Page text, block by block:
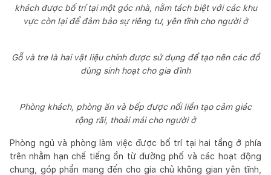
khách được bố trí tại một góc nhà, nằm tách biệt với các khu
vực còn lại để đảm bảo sự riêng tư, yên tĩnh cho người ở
Gỗ và tre là hai vật liệu chính được sử dụng để tạo nên các đồ
dùng sinh hoạt cho gia đình
Phòng khách, phòng ăn và bếp được nối liền tạo cảm giác
rộng rãi, thoải mái cho người ở
Phòng ngủ và phòng làm việc được bố trí tại hai tầng ở phía
trên nhằm hạn chế tiếng ồn từ đường phố và các hoạt động
chung, góp phần mang đến cho gia chủ không gian yên tĩnh,